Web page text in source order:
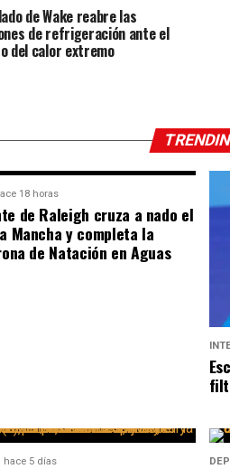
de Wake reabre las
de refrigeración ante el
del calor extremo
18 horas
de Raleigh cruza a nado el
Mancha y completa la
de Natación en Aguas
hace 5 días